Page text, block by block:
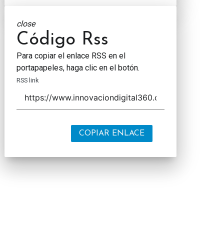
close
Código Rss
Para copiar el enlace RSS en el
portapapeles, haga clic en el botón.
RSS link
COPIAR ENLACE